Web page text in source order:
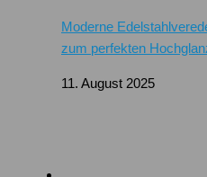
Moderne
zum perfekten
11. August 2025